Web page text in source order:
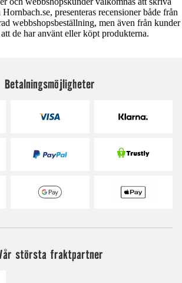
presenteras recensioner både från
webbshopsbeställning, men även från kunder
de har använt eller köpt produkterna.
Betalningsmöjligheter
största fraktpartner